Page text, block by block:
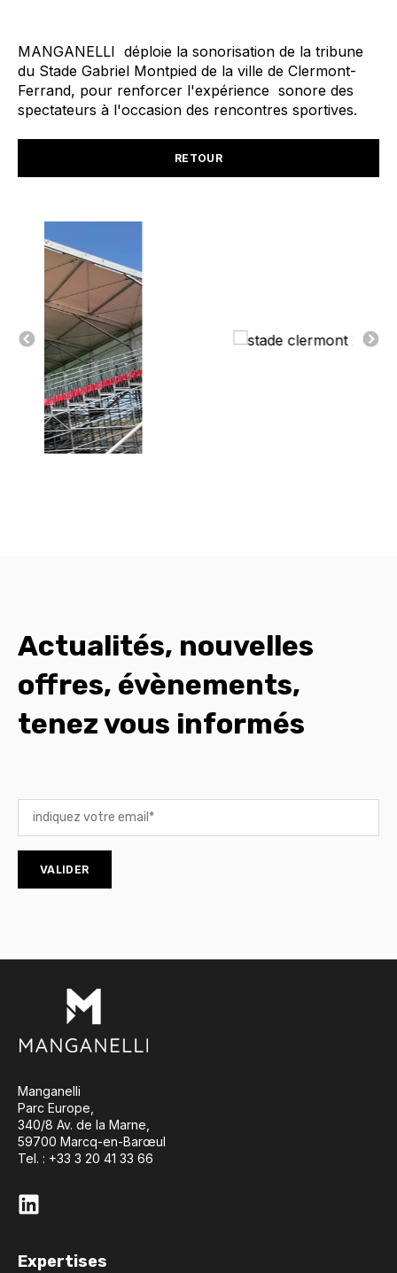
MANGANELLI déploie la sonorisation de la tribune
du Stade Gabriel Montpied de la ville de Clermont-
Ferrand, pour renforcer l'expérience sonore des
spectateurs à l'occasion des rencontres sportives.
RETOUR
Actualités, nouvelles
offres, évènements,
tenez vous informés
Manganelli
Parc Europe,
340/8 Av. de la Marne,
59700 Marcq-en-Barœul
Tel. : +33 3 20 41 33 66
Expertises